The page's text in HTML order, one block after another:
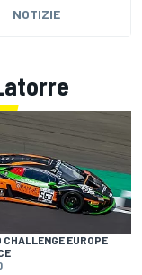
NOTIZIE
CHALLENGE EUROPE